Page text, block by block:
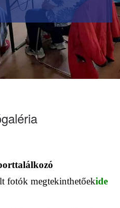
fotók megtekinthetőekide